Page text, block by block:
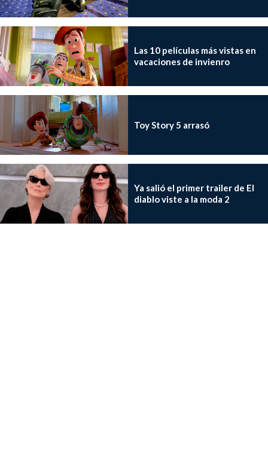
Las 10 películas más vistas en
vacaciones de invienro
Toy Story 5 arrasó
Ya salió el primer trailer de El
diablo viste a la moda 2